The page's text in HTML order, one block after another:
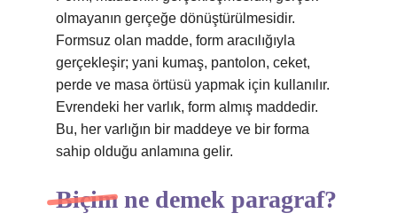
olmayanın gerçeğe dönüştürülmesidir.
Formsuz olan madde, form aracılığıyla
gerçekleşir; yani kumaş, pantolon, ceket,
perde ve masa örtüsü yapmak için kullanılır.
Evrendeki her varlık, form almış maddedir.
Bu, her varlığın bir maddeye ve bir forma
sahip olduğu anlamına gelir.
Biçim ne demek paragraf?